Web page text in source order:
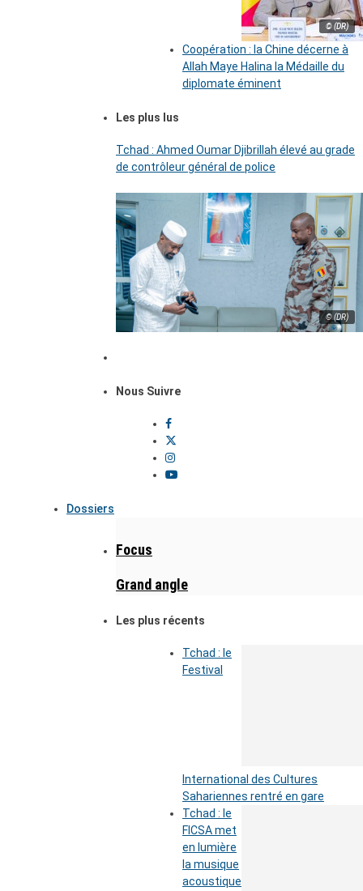
© (DR)
Coopération : la Chine décerne à
Allah Maye Halina la Médaille du
diplomate éminent
Les plus lus
Tchad : Ahmed Oumar Djibrillah élevé au grade
de contrôleur général de police
© (DR)
Nous Suivre
Dossiers
Focus
Grand angle
Les plus récents
Tchad : le
Festival
International des Cultures
Sahariennes rentré en gare
Tchad : le
FICSA met
en lumière
la musique
acoustique